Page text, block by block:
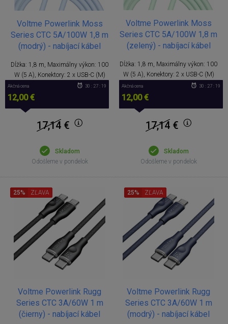
Voltme Powerlink Moss
Series CTC 5A/100W 1,8 m
(modrý) - nabíjací kábel
Dĺžka: 1,8 m, Maximálny výkon: 100
W (5 A), Konektory: 2 x USB-C (M)
Akčná cena
12,00 €
30 : 27 : 18
17,14€
Skladom
Odošleme v pondelok
Voltme Powerlink Moss
Series CTC 5A/100W 1,8 m
(zelený) - nabíjací kábel
Dĺžka: 1,8 m, Maximálny výkon: 100
W (5 A), Konektory: 2 x USB-C (M)
Akčná cena
12,00 €
30 : 27 : 18
17,14€
Skladom
Odošleme v pondelok
Voltme Powerlink Rugg
Series CTC 3A/60W 1 m
(čierny) - nabíjací kábel
25% ZĽAVA
Voltme Powerlink Rugg
Series CTC 3A/60W 1 m
(modrý) - nabíjací kábel
25% ZĽAVA